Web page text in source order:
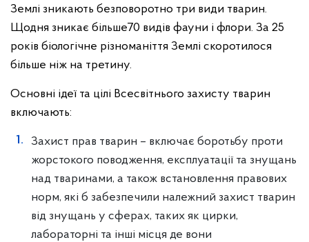
Землі зникають безповоротно три види тварин.
Щодня зникає більше70 видів фауни і флори. За 25
років біологічне різноманіття Землі скоротилося
більше ніж на третину.
Основні ідеї та цілі Всесвітнього захисту тварин
включають:
Захист прав тварин – включає боротьбу проти
жорстокого поводження, експлуатації та знущань
над тваринами, а також встановлення правових
норм, які б забезпечили належний захист тварин
від знущань у сферах, таких як цирки,
лабораторні та інші місця де вони